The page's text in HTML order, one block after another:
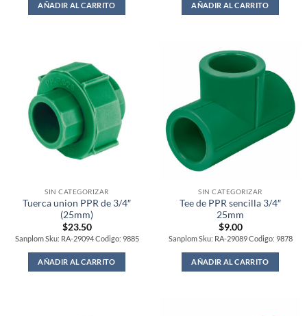
AÑADIR AL CARRITO AÑADIR AL CARRITO
SIN CATEGORIZAR
Tuerca union PPR de 3/4″
(25mm)
$23.50
Sanplom Sku: RA-29094 Codigo: 9885
AÑADIR AL CARRITO
SIN CATEGORIZAR
Tee de PPR sencilla 3/4″
25mm
$9.00
Sanplom Sku: RA-29089 Codigo: 9878
AÑADIR AL CARRITO